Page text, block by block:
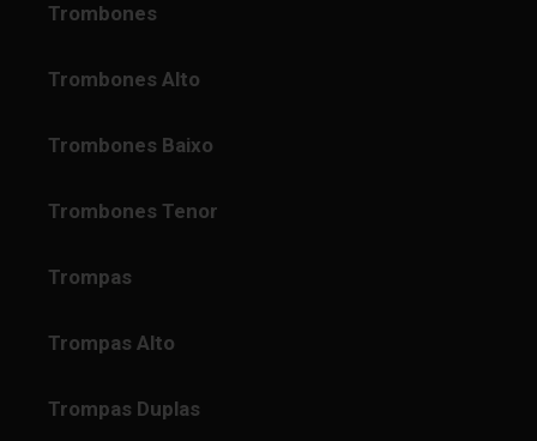
Trombones
Trombones Alto
Trombones Baixo
Trombones Tenor
Trompas
Trompas Alto
Trompas Duplas